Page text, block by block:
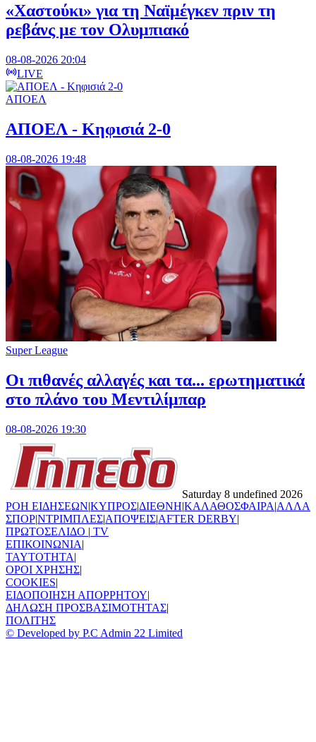
«Χαστούκι» για τη Ναϊμέγκεν πριν τη
ρεβάνς με τον Ολυμπιακό
08-08-2026 20:04
LIVE
ΑΠΟΕΛ
ΑΠΟΕΛ - Κηφισιά 2-0
08-08-2026 19:48
Super League
Οι πιθανές αλλαγές και τα... ερωτηματικά
στο πλάνο του Μεντιλίμπαρ
08-08-2026 19:30
Saturday 8 undefined 2026
ΡΟΗ ΕΙΔΗΣΕΩΝ|ΚΥΠΡΟΣ|ΔΙΕΘΝΗ|ΚΑΛΑΘΟΣΦΑΙΡΑ|ΑΛΛΑ
ΣΠΟΡ|ΝΤΡΙΜΠΛΕΣ|ΑΠΟΨΕΙΣ|AFTER DERBY|
ΠΡΩΤΟΣΕΛΙΔΟ | TV
ΕΠΙΚΟΙΝΩΝΙΑ|
TAYTOTHTA|
ΟΡΟΙ ΧΡΗΣΗΣ|
COOKIES|
ΕΙΔΟΠΟΙΗΣΗ ΑΠΟΡΡΗΤΟΥ|
ΔΗΛΩΣΗ ΠΡΟΣΒΑΣΙΜΟΤΗΤΑΣ|
ΠΟΛΙΤΗΣ
© Developed by P.C Admin 22 Limited